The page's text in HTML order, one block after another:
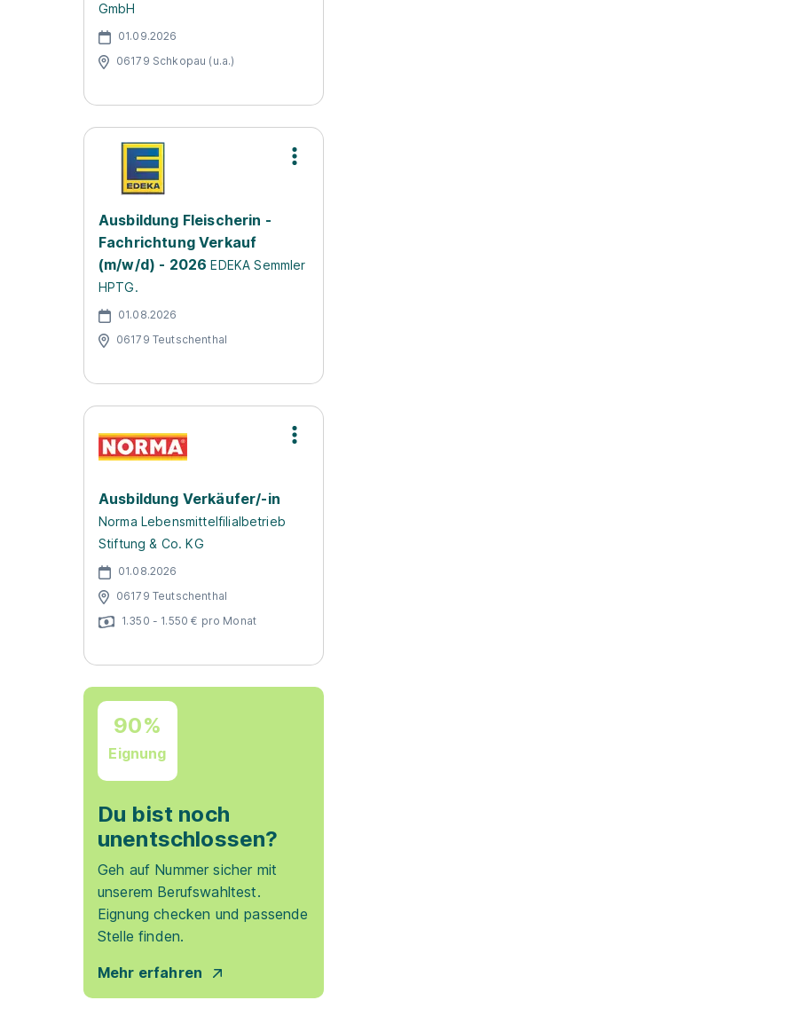
GmbH
01.09.2026
06179 Schkopau (u.a.)
Ausbildung Fleischerin -
Fachrichtung Verkauf
(m/w/d) - 2026 EDEKA Semmler
HPTG.
01.08.2026
06179 Teutschenthal
Ausbildung Verkäufer/-in
Norma Lebensmittelfilialbetrieb
Stiftung & Co. KG
01.08.2026
06179 Teutschenthal
1.350 - 1.550 € pro Monat
90%
Eignung
Du bist noch
unentschlossen?
Geh auf Nummer sicher mit
unserem Berufswahltest.
Eignung checken und passende
Stelle finden.
Mehr erfahren